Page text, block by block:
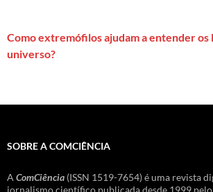
Como extremófilos ajudam a entender os
universo?
SOBRE A COMCIÊNCIA
A ComCiência (ISSN 1519-7654) é uma revista
jornalismo científico publicada desde 1999